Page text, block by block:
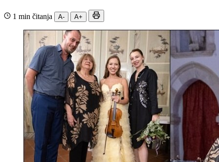
1 min čitanja A- A+